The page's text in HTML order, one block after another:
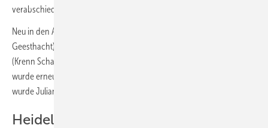
verabschiedet.
Neu in den Aufsichtsrat gewählt wurde Martin Langpap (Voigt GmbH,
Geesthacht), der damit aus dem Beirat ausschied. Gerald Krenn
(Krenn Schatzinsel GmbH, Waidhofen an der Thaya, Österreich)
wurde erneut in seinem Amt bestätigt. Neu in den Beirat gewählt
wurde Julian Bock von der Alfred Bock GmbH, Neufahrn.
Heidelberg, Networking und